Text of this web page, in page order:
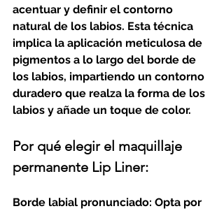
acentuar y definir el contorno
natural de los labios. Esta técnica
implica la aplicación meticulosa de
pigmentos a lo largo del borde de
los labios, impartiendo un contorno
duradero que realza la forma de los
labios y añade un toque de color.
Por qué elegir el maquillaje
permanente Lip Liner:
Borde labial pronunciado: Opta por